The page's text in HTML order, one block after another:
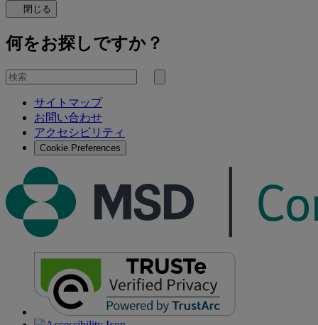
閉じる
何をお探しですか？
を
検
サイトマップ
お問い合わせ
アクセシビリティ
Cookie Preferences